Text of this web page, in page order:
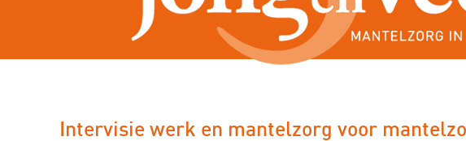
Werknemers Gemeenten
Intervisie werk en mantelzorg voor